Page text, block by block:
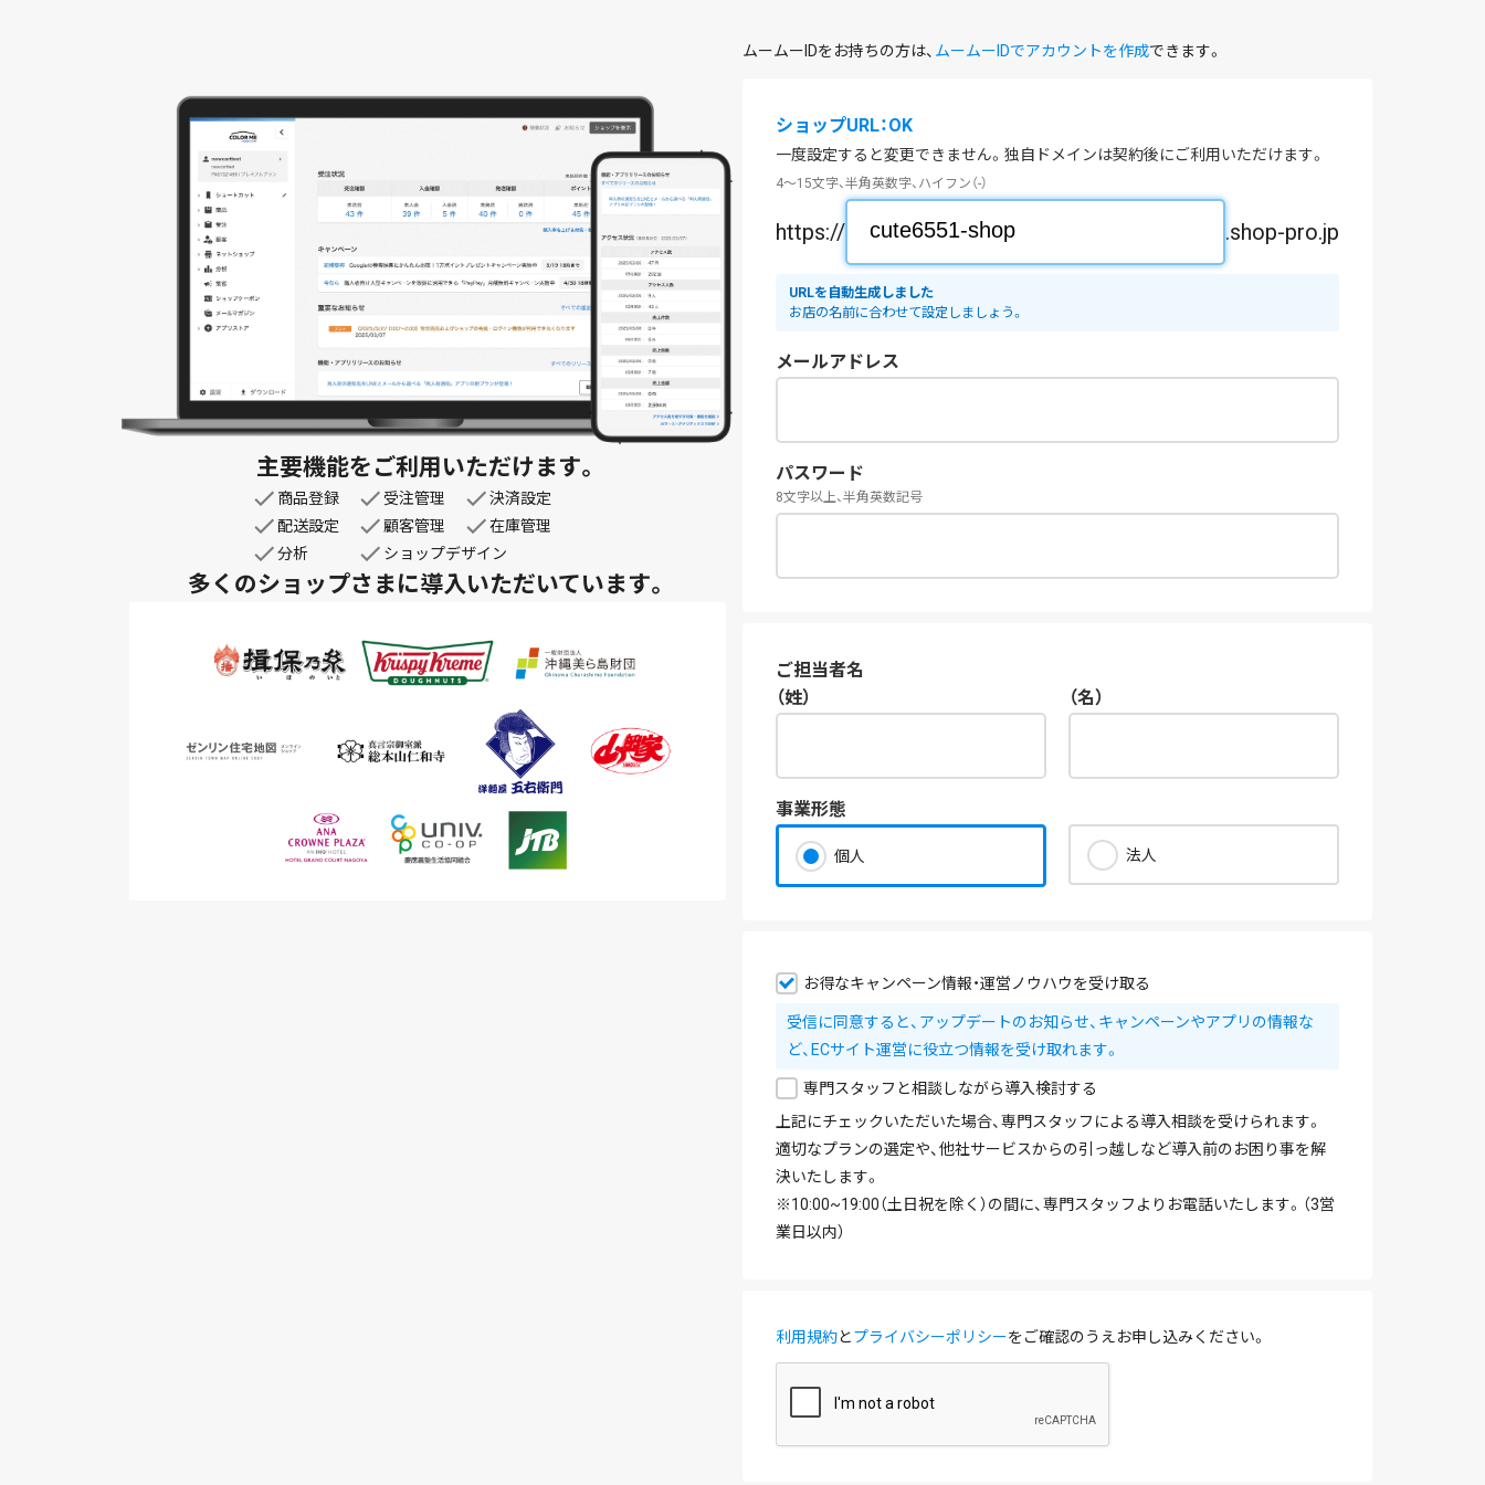
主要機能を ご利用いただけます。
商品登録 受注管理
決済設定
配送設定
顧客管理
在庫管理
分析
ショップデザイン
多くのショップさまに導入いただいています。
ムームーIDをお持ちの方は、 ムームーIDでアカウントを作成できます。
ショップURL：OK
一度設定すると変更できません。独自ドメインは契約後にご利用いただけます。
4～15文字、半角英数字、ハイフン（-）
https:// .shop-pro.jp
URLを自動生成しました
お店の名前に合わせて設定しましょう。
メールアドレス
パスワード
8文字以上、半角英数記号
ご担当者名
（姓）
（名）
事業形態
個人 法人
お得なキャンペーン情報・運営ノウハウを受け取る
受信に同意すると、アップデートのお知らせ、キャンペーンやアプリの情報な
ど、ECサイト運営に役立つ情報を受け取れます。
専門スタッフと相談しながら導入検討する
上記にチェックいただいた場合、専門スタッフによる導入相談を受けられます。
適切なプランの選定や、他社サービスからの引っ越しなど導入前のお困り事を解
決いたします。
※10:00~19:00（土日祝を除く）の間に、専門スタッフよりお電話いたします。（3営
業日以内）
利用規約とプライバシーポリシーをご確認のうえお申し込みください。